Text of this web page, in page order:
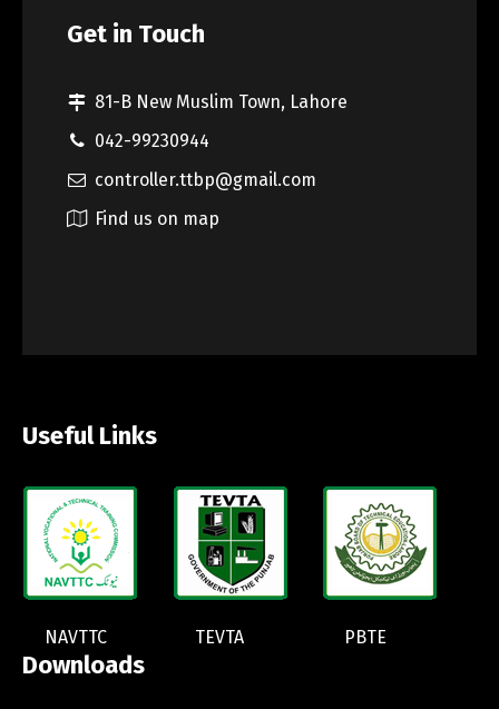
Get in Touch
81-B New Muslim Town, Lahore
042-99230944
controller.ttbp@gmail.com
Find us on map
Useful Links
NAVTTC TEVTA PBTE
Downloads